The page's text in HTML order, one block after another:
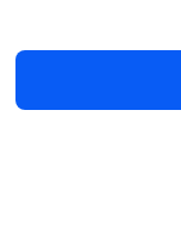
€37за человека